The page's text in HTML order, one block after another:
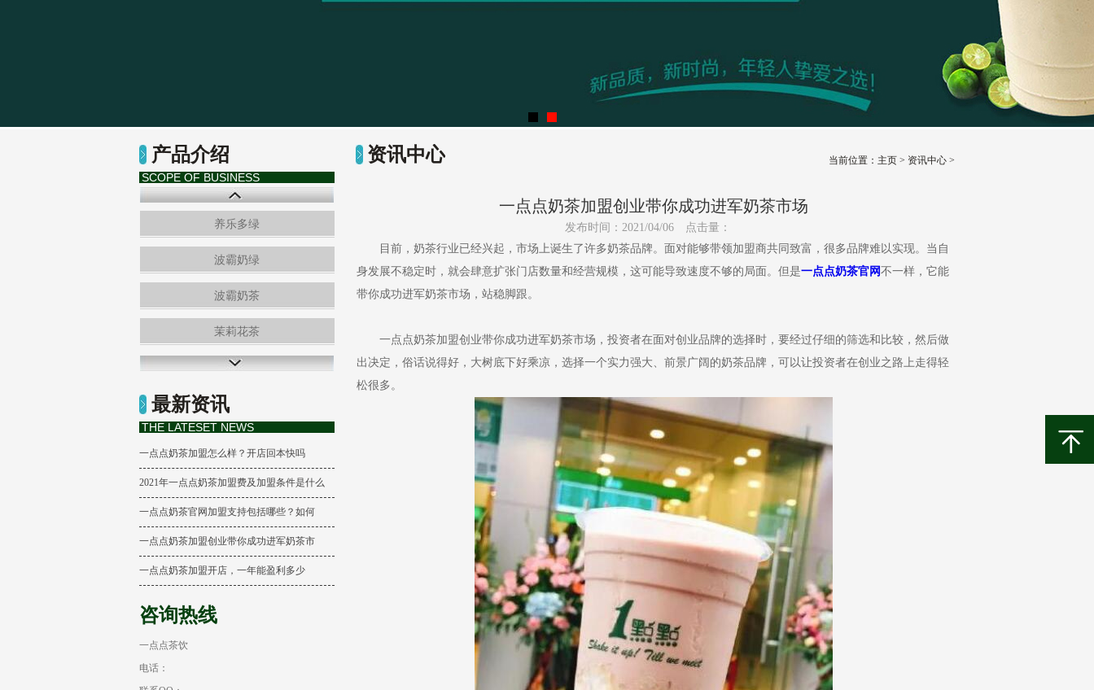
产品介绍
SCOPE OF BUSINESS
养乐多绿
波霸奶绿
波霸奶茶
茉莉花茶
冻顶乌龙茶
柠檬养乐多
最新资讯
THE LATESET NEWS
一点点奶茶加盟怎么样？开店回本快吗
2021年一点点奶茶加盟费及加盟条件是什么
一点点奶茶官网加盟支持包括哪些？如何
一点点奶茶加盟创业带你成功进军奶茶市
一点点奶茶加盟开店，一年能盈利多少
咨询热线
一点点茶饮
电话：
资讯中心 当前位置： 主页 > 资讯中心 >
一点点奶茶加盟创业带你成功进军奶茶市场
发布时间：2021/04/06
点击量：
目前，奶茶行业已经兴起，市场上诞生了许多奶茶品牌。面对能够带领加盟商共同致富，很多品牌难以实现。当自
身发展不稳定时，就会肆意扩张门店数量和经营规模，这可能导致速度不够的局面。但是一点点奶茶官网不一样，它能
带你成功进军奶茶市场，站稳脚跟。
一点点奶茶加盟创业带你成功进军奶茶市场，投资者在面对创业品牌的选择时，要经过仔细的筛选和比较，然后做
出决定，俗话说得好，大树底下好乘凉，选择一个实力强大、前景广阔的奶茶品牌，可以让投资者在创业之路上走得轻
松很多。